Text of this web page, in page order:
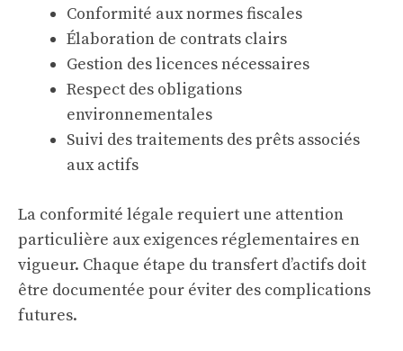
Conformité aux normes fiscales
Élaboration de contrats clairs
Gestion des licences nécessaires
Respect des obligations
environnementales
Suivi destraitements des prêts associés
aux actifs
La conformité légale requiert une attention
particulière aux exigences réglementaires en
vigueur. Chaque étape du transfert d’actifs doit
être documentée pour éviter des complications
futures.